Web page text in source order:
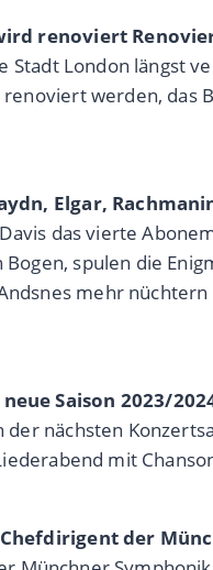
renoviert
Stadt London längst
werden, das
Elgar,
das vierte
spulen die
mehr
Saison 2023/
nächsten
mit
der